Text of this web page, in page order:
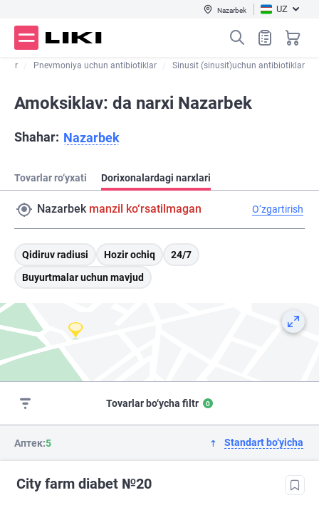
Nazarbek UZ
Pnevmoniya uchun antibiotiklar Sinusit (sinusit)uchun antibiotiklar
Amoksiklav: da narxi Nazarbek
Shahar: Nazarbek
Tovarlar ro‘yxati Dorixonalardagi narxlari
Nazarbek manzil ko‘rsatilmagan O‘zgartirish
Qidiruv radiusi Hozir ochiq
24/7
Buyurtmalar uchun mavjud
Tovarlar bo‘ycha filtr 0
Аптек:5 Standart bo‘yicha
City farm diabet №20